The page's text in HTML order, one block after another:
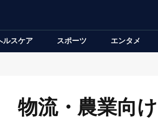
ルスケア スポーツ エンタメ
流・農業向